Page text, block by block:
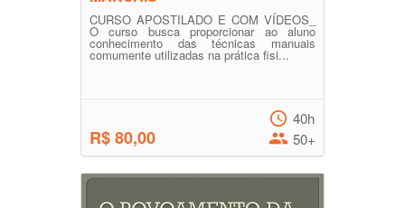
CURSO APOSTILADO E COM VÍDEOS_
O curso busca proporcionar ao aluno
conhecimento das técnicas manuais
comumente utilizadas na prática fisi...
R$ 80,00
40h
50+